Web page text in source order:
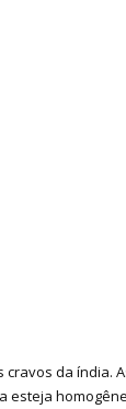
da índia.
esteja